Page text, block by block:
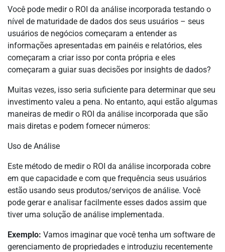
Você pode medir o ROI da análise incorporada testando o
nível de maturidade de dados dos seus usuários – seus
usuários de negócios começaram a entender as
informações apresentadas em painéis e relatórios, eles
começaram a criar isso por conta própria e eles
começaram a guiar suas decisões por insights de dados?
Muitas vezes, isso seria suficiente para determinar que seu
investimento valeu a pena. No entanto, aqui estão algumas
maneiras de medir o ROI da análise incorporada que são
mais diretas e podem fornecer números:
Uso de Análise
Este método de medir o ROI da análise incorporada cobre
em que capacidade e com que frequência seus usuários
estão usando seus produtos/serviços de análise. Você
pode gerar e analisar facilmente esses dados assim que
tiver uma solução de análise implementada.
Exemplo: Vamos imaginar que você tenha um software de
gerenciamento de propriedades e introduziu recentemente